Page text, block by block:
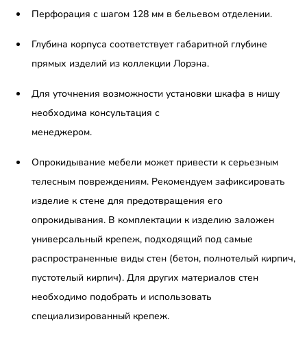
Перфорация с шагом 128 мм в бельевом отделении.
Глубина корпуса соответствует габаритной глубине
прямых изделий из коллекции Лорэна.
Для уточнения возможности установки шкафа в нишу
необходима консультация с
менеджером.
Опрокидывание мебели может привести к серьезным
телесным повреждениям. Рекомендуем зафиксировать
изделие к стене для предотвращения его
опрокидывания. В комплектации к изделию заложен
универсальный крепеж, подходящий под самые
распространенные виды стен (бетон, полнотелый кирпич,
пустотелый кирпич). Для других материалов стен
необходимо подобрать и использовать
специализированный крепеж.